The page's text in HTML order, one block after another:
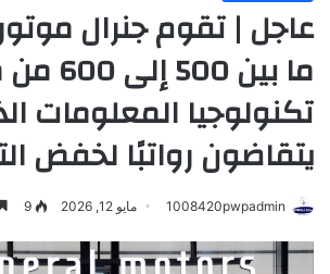
عاجل | تقوم جنرال
ما بين
تكنولوجيا المعلومات
يتقاضون رواتبًا لخفض
1008420pwpadmin مايو 12, 2026 9